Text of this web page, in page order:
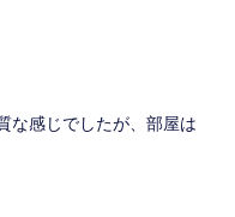
な感じでしたが、部屋は